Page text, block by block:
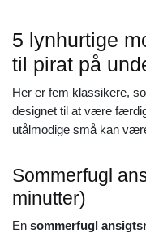
5 lynhurtige
til pirat på
Her er fem klassikere,
designet til at være
utålmodige små kan
Sommerfugl
minutter)
En sommerfugl